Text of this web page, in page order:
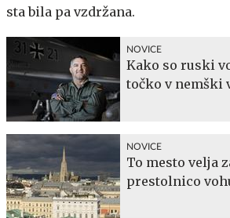
sta bila pa vzdržana.
NOVICE
Kako so ruski
točko v nemški
NOVICE
To mesto velja
prestolnico